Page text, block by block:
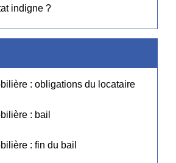
indigne ?
: obligations du locataire
: bail
: fin du bail